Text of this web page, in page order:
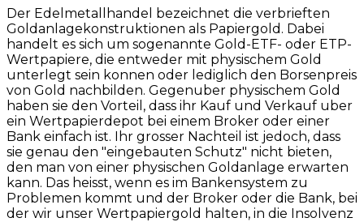
Der Edelmetallhandel bezeichnet die verbrieften
Goldanlagekonstruktionen als Papiergold. Dabei
handelt es sich um sogenannte Gold-ETF- oder ETP-
Wertpapiere, die entweder mit physischem Gold
unterlegt sein konnen oder lediglich den Borsenpreis
von Gold nachbilden. Gegenuber physischem Gold
haben sie den Vorteil, dass ihr Kauf und Verkauf uber
ein Wertpapierdepot bei einem Broker oder einer
Bank einfach ist. Ihr grosser Nachteil ist jedoch, dass
sie genau den "eingebauten Schutz" nicht bieten,
den man von einer physischen Goldanlage erwarten
kann. Das heisst, wenn es im Bankensystem zu
Problemen kommt und der Broker oder die Bank, bei
der wir unser Wertpapiergold halten, in die Insolvenz